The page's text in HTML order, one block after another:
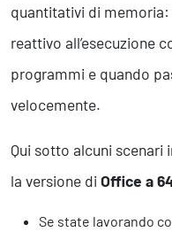
quantitativi di
reattivo all’esecuzione
programmi e quando
velocemente.
Qui sotto alcuni scenari
la versione di Office a
Se state lavorando